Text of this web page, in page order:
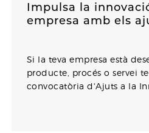
Impulsa la
empresa amb els
Si la teva empresa està
producte, procés o servei
convocatòria d'Ajuts a la